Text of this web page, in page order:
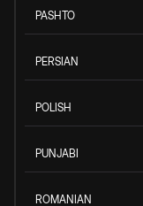
PASHTO
PERSIAN
POLISH
PUNJABI
ROMANIAN